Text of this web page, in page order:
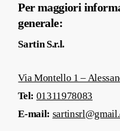
Per maggiori
generale:
Sartin S.r.l.
Via Montello 1 –
Tel: 01311978083
E-mail: